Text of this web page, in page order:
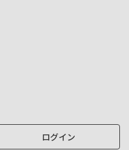
ログイン